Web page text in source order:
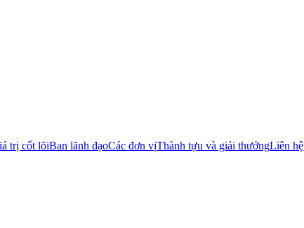
trị cốt lõiBan lãnh đạoCác đơn vịThành tựu và giải thưởngLiên hệ